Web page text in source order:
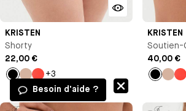
KRISTEN
Shorty
22,00 €
+3
KRISTEN
Soutien-
40,00 €
Noir
Besoin d'aide ?